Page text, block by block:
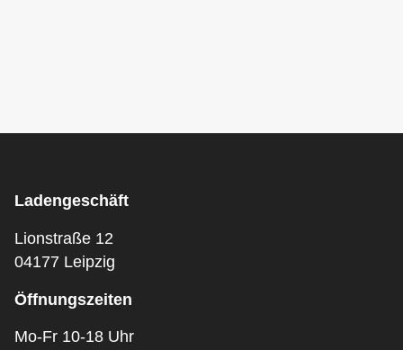
Ladengeschäft
Lionstraße 12
04177 Leipzig
Öffnungszeiten
Mo-Fr 10-18 Uhr